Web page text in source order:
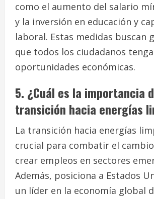
como el aumento del salario
y la inversión en educación y
laboral. Estas medidas buscan
que todos los ciudadanos
oportunidades económicas.
5. ¿Cuál es la importancia
transición hacia energías
La transición hacia energías
crucial para combatir el
crear empleos en sectores
Además, posiciona a Estados
un líder en la economía global